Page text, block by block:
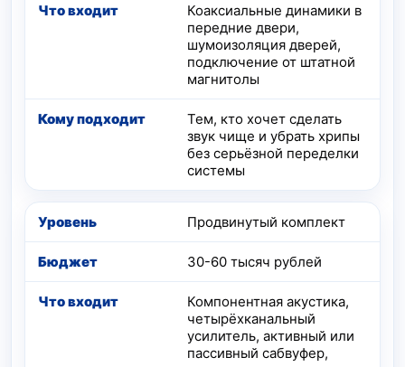
Что входит
Коаксиальные динамики в
передние двери,
шумоизоляция дверей,
подключение от штатной
магнитолы
Тем, кто хочет сделать
звук чище и убрать хрипы
без серьёзной переделки
системы
Продвинутый комплект
30-60 тысяч рублей
Компонентная акустика,
четырёхканальный
усилитель, активный или
пассивный сабвуфер,